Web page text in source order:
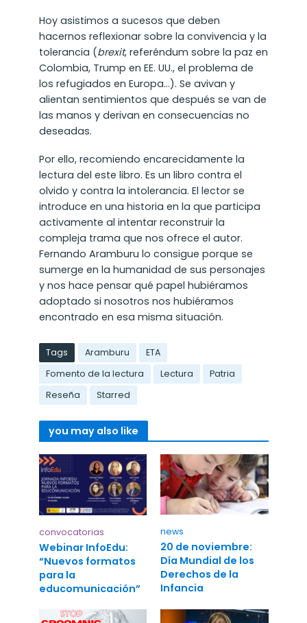
Hoy asistimos a sucesos que deben
hacernos reflexionar sobre la convivencia y la
tolerancia (brexit, referéndum sobre la paz en
Colombia, Trump en EE. UU., el problema de
los refugiados en Europa…). Se avivan y
alientan sentimientos que después se van de
las manos y derivan en consecuencias no
deseadas.
Por ello, recomiendo encarecidamente la
lectura del este libro. Es un libro contra el
olvido y contra la intolerancia. El lector se
introduce en una historia en la que participa
activamente al intentar reconstruir la
compleja trama que nos ofrece el autor.
Fernando Aramburu lo consigue porque se
sumerge en la humanidad de sus personajes
y nos hace pensar qué papel hubiéramos
adoptado si nosotros nos hubiéramos
encontrado en esa misma situación.
Tags Aramburu
ETA
Fomento de la lectura
Lectura
Patria
Reseña
Starred
you may also like
convocatorias
Webinar InfoEdu:
“Nuevos formatos
para la
educomunicación”
news
20 de noviembre:
Día Mundial de los
Derechos de la
Infancia